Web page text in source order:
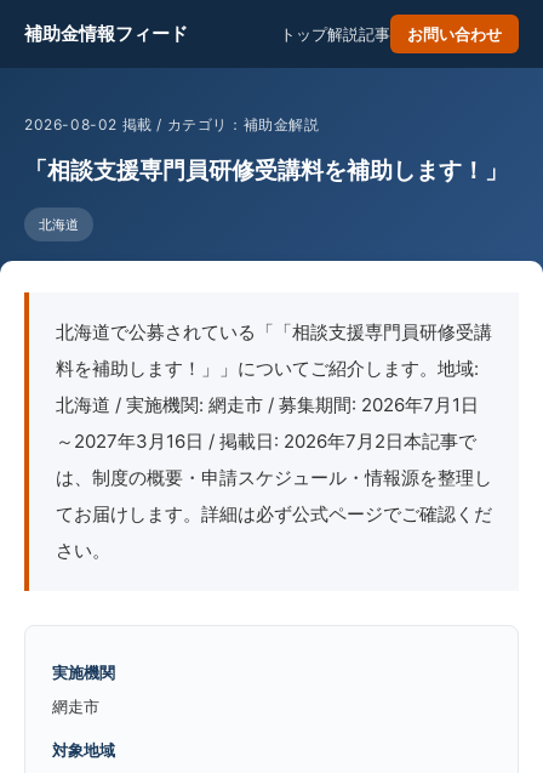
補助金情報フィード トップ解説記事 お問い合わせ
2026-08-02 掲載 / カテゴリ：補助金解説
「相談支援専門員研修受講料を補助します！」
北海道
北海道で公募されている「「相談支援専門員研修受講
料を補助します！」」についてご紹介します。地域:
北海道 / 実施機関: 網走市 / 募集期間: 2026年7月1日
～2027年3月16日 / 掲載日: 2026年7月2日本記事で
は、制度の概要・申請スケジュール・情報源を整理し
てお届けします。詳細は必ず公式ページでご確認くだ
さい。
実施機関
網走市
対象地域